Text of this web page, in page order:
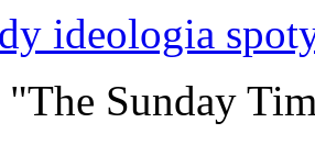
ideologia
"The Sunday